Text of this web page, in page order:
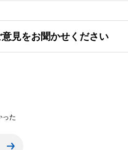
見をお聞かせください
った